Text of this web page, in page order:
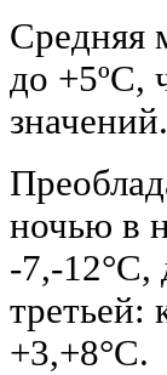
Средняя
до +5ºС,
значений.
ночью в
-7,-12°С,
третьей:
+3,+8°С.